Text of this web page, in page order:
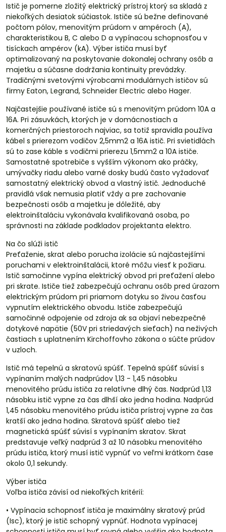
Istič je pomerne zložitý elektrický prístroj ktorý sa skladá z
niekoľkých desiatok súčiastok. Ističe sú bežne definované
počtom pólov, menovitým prúdom v ampéroch (A),
charakteristikou B, C alebo D a vypínacou schopnosťou v
tisíckach ampérov (kA). Výber ističa musí byť
optimalizovaný na poskytovanie dokonalej ochrany osôb a
majetku a súčasne dodržania kontinuity prevádzky.
Tradičnými svetovými výrobcami modulárnych ističov sú
firmy Eaton, Legrand, Schneider Electric alebo Hager.
Najčastejšie používané ističe sú s menovitým prúdom 10A a
16A. Pri zásuvkách, ktorých je v domácnostiach a
komerčných priestoroch najviac, sa totiž spravidla používa
kábel s prierezom vodičov 2,5mm2 a 16A istič. Pri svietidlách
sú to zase káble s vodičmi prierezu 1,5mm2 a 10A ističe.
Samostatné spotrebiče s vyšším výkonom ako práčky,
umývačky riadu alebo varné dosky budú často vyžadovať
samostatný elektrický obvod a vlastný istič. Jednoduché
pravidlá však nemusia platiť vždy a pre zachovanie
bezpečnosti osôb a majetku je dôležité, aby
elektroinštaláciu vykonávala kvalifikovaná osoba, po
správnosti na základe podkladov projektanta elektro.
Na čo slúži istič
Preťaženie, skrat alebo porucha izolácie sú najčastejšími
poruchami v elektroinštalácii, ktoré môžu viesť k požiaru.
Istič samočinne vypína elektrický obvod pri preťažení alebo
pri skrate. Ističe tiež zabezpečujú ochranu osôb pred úrazom
elektrickým prúdom pri priamom dotyku so živou časťou
vypnutím elektrického obvodu. Ističe zabezpečujú
samočinné odpojenie od zdroja ak sa objaví nebezpečné
dotykové napätie (50V pri striedavých sieťach) na neživých
častiach s uplatnením Kirchoffovho zákona o súčte prúdov
v uzloch.
Istič má tepelnú a skratovú spúšť. Tepelná spúšť súvisí s
vypínaním malých nadprúdov 1,13 - 1,45 násobku
menovitého prúdu ističa za relatívne dlhý čas. Nadprúd 1,13
násobku istič vypne za čas dlhší ako jedna hodina. Nadprúd
1,45 násobku menovitého prúdu ističa prístroj vypne za čas
kratší ako jedna hodina. Skratová spúšť alebo tiež
magnetická spúšť súvisí s vypínaním skratov. Skrat
predstavuje veľký nadprúd 3 až 10 násobku menovitého
prúdu ističa, ktorý musí istič vypnúť vo veľmi krátkom čase
okolo 0,1 sekundy.
Výber ističa
Voľba ističa závisí od niekoľkých kritérií:
• Vypínacia schopnosť ističa je maximálny skratový prúd
(Isc), ktorý je istič schopný vypnúť. Hodnota vypínacej